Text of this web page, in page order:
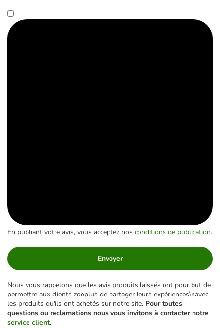
En publiant votre avis, vous acceptez nos conditions de publication.
Envoyer
Nous vous rappelons que les avis produits laissés ont pour but de
permettre aux clients zooplus de partager leurs expériences\navec
les produits qu'ils ont achetés sur notre site. Pour toutes
questions ou réclamations nous vous invitons à contacter notre
service client.